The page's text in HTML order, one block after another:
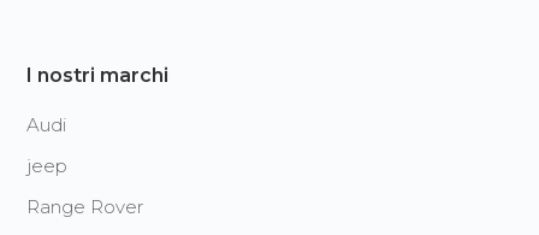
I nostri marchi
Audi
jeep
Range Rover